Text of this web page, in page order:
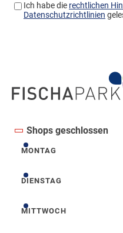
Shops geschlossen
Montag
MONTAG
Dienstag
DIENSTAG
Mittwoch
MITTWOCH